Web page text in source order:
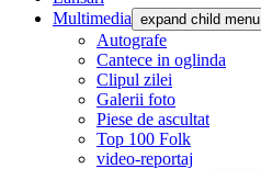
Multimedia expand child menu
Autografe
Cantece in oglinda
Clipul zilei
Galerii foto
Piese de ascultat
Top 100 Folk
video-reportaj